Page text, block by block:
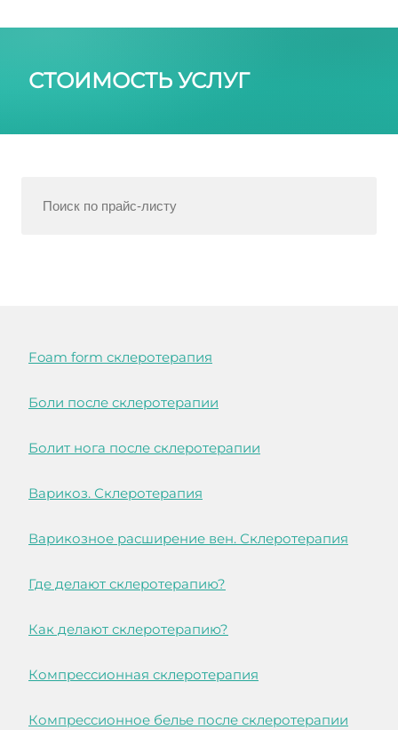
СТОИМОСТЬ УСЛУГ
Foam form склеротерапия
Боли после склеротерапии
Болит нога после склеротерапии
Варикоз. Склеротерапия
Варикозное расширение вен. Склеротерапия
Где делают склеротерапию?
Как делают склеротерапию?
Компрессионная склеротерапия
Компрессионное белье после склеротерапии